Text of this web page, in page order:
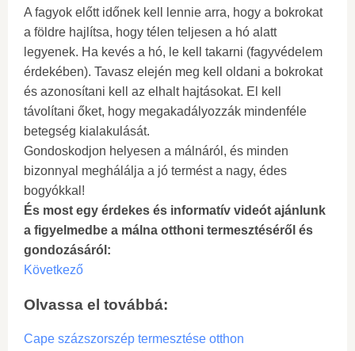
A fagyok előtt időnek kell lennie arra, hogy a bokrokat
a földre hajlítsa, hogy télen teljesen a hó alatt
legyenek. Ha kevés a hó, le kell takarni (fagyvédelem
érdekében). Tavasz elején meg kell oldani a bokrokat
és azonosítani kell az elhalt hajtásokat. El kell
távolítani őket, hogy megakadályozzák mindenféle
betegség kialakulását.
Gondoskodjon helyesen a málnáról, és minden
bizonnyal meghálálja a jó termést a nagy, édes
bogyókkal!
És most egy érdekes és informatív videót ajánlunk
a figyelmedbe a málna otthoni termesztéséről és
gondozásáról:
Következő
Olvassa el továbbá:
Cape százszorszép termesztése otthon